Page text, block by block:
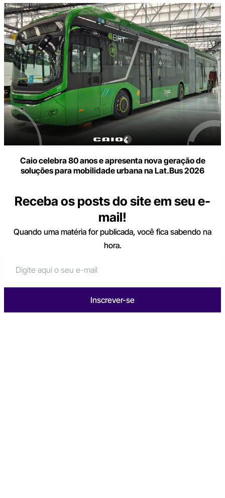
Caio celebra 80 anos e apresenta nova geração de
soluções para mobilidade urbana na Lat.Bus 2026
Receba os posts do site em seu e-
mail!
Quando uma matéria for publicada, você fica sabendo na
hora.
Inscrever-se